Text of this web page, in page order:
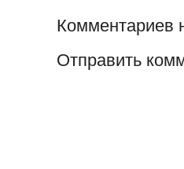
Комментариев
Отправить